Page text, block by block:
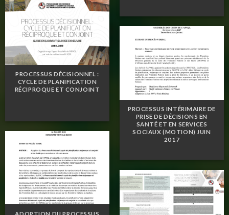
PROCESSUS DÉCISIONNEL :
CYCLE DE PLANIFICATION
RÉCIPROQUE ET CONJOINT
PROCESSUS INTÉRIMAIRE DE
PRISE DE DÉCISIONS EN
SANTÉ ET EN SERVICES
SOCIAUX (MOTION) JUIN
2017